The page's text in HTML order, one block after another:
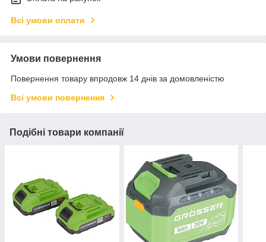
Всі умови оплати
Умови повернення
Повернення товару впродовж 14 днів за домовленістю
Всі умови повернення
Подібні товари компанії